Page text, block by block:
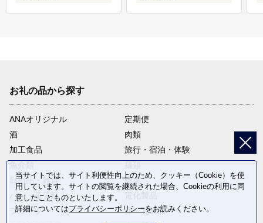
お礼の品から探す
ANAオリジナル
定期便
酒
肉類
加工食品
旅行・宿泊・体験
日用品・雑貨
野菜
パン・菓子類
フルーツ
卵・乳製品
当サイトでは、サイト利便性向上のため、クッキー（Cookie）を使
用しています。サイトの閲覧を継続された場合、Cookieの利用に同
意したことものといたします。
詳細についてはプライバシーポリシーをお読みください。